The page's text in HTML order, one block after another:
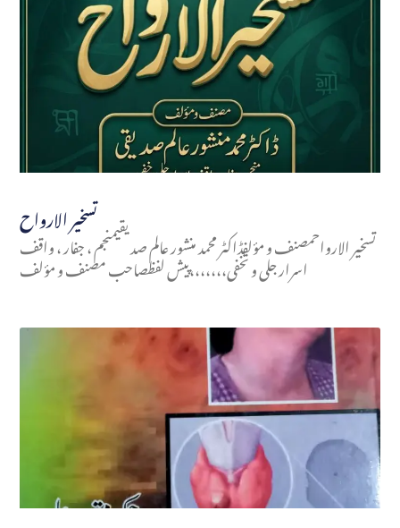
تسخير الارواح
تسخير الارواحمصنف و مؤلفڈاکٹر محمد منشور عالم صدیقیمنجم ، جفار ، واقف
اسرار جلی و تخفی،،،،،،،پیش لفظصاحب مصنف و مؤلف